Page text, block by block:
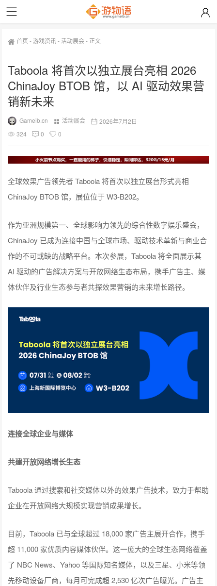
首页 -游戏资讯-活动展会- 正文
Taboola 将首次以独立展台亮相 2026
ChinaJoy BTOB 馆，以 AI 驱动效果营
销新未来
Gameib.cn 活动展会
2026年7月2日
324
0 0
全球效果广告领先者 Taboola 将首次以独立展台形式亮相
ChinaJoy BTOB 馆，展位位于 W3-B202。
作为亚洲规模第一、全球影响力领先的综合性数字娱乐盛会，
ChinaJoy 已成为连接中国与全球市场、驱动技术革新与商业合
作的不可或缺的战略平台。本次参展，Taboola 将全面展示其
AI 驱动的广告解决方案与开放网络生态布局，携手广告主、媒
体伙伴及行业生态参与者共探效果营销的未来增长路径。
连接全球企业与媒体
共建开放网络增长生态
Taboola 通过搜索和社交媒体以外的效果广告技术，致力于帮助
企业在开放网络大规模实现营销成果增长。
目前，Taboola 已与全球超过 18,000 家广告主展开合作，携手
超 11,000 家优质内容媒体伙伴。这一庞大的全球生态网络覆盖
了 NBC News、Yahoo 等国际知名媒体，以及三星、小米等领
先移动设备厂商，每月可完成超 2,530 亿次广告曝光。广告主